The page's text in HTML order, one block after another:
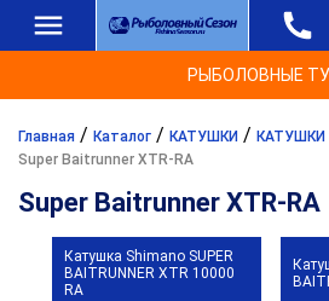
РЫБОЛОВНЫЕ
Главная / Каталог / КАТУШКИ / КАТУШКИ
Super Baitrunner XTR-RA
Super Baitrunner XTR-RA
Катушка Shimano SUPER
BAITRUNNER XTR 10000
RA